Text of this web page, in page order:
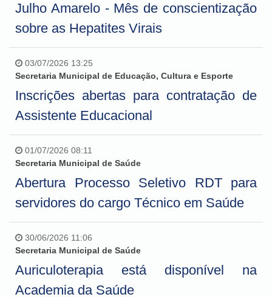
Julho Amarelo - Mês de conscientização
sobre as Hepatites Virais
03/07/2026 13:25
Secretaria Municipal de Educação, Cultura e Esporte
Inscrições abertas para contratação de
Assistente Educacional
01/07/2026 08:11
Secretaria Municipal de Saúde
Abertura Processo Seletivo RDT para
servidores do cargo Técnico em Saúde
30/06/2026 11:06
Secretaria Municipal de Saúde
Auriculoterapia está disponível na
Academia da Saúde